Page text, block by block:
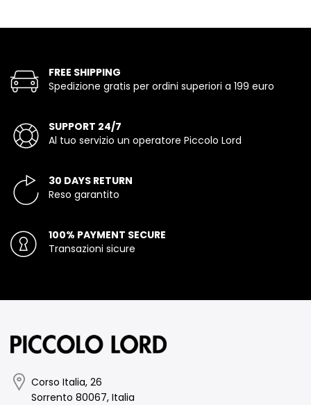
FREE SHIPPING
Spedizione gratis per ordini superiori a 199 euro
SUPPORT 24/7
Al tuo servizio un operatore Piccolo Lord
30 DAYS RETURN
Reso garantito
100% PAYMENT SECURE
Transazioni sicure
Corso Italia, 26
Sorrento 80067, Italia